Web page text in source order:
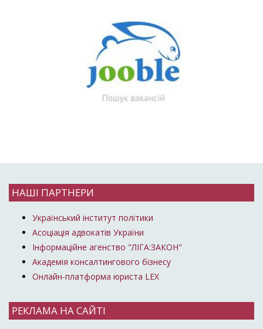
НАШІ ПАРТНЕРИ
Український інститут політики
Асоціація адвокатів України
Інформаційне агенство "ЛІГА:ЗАКОН"
Академія консалтингового бізнесу
Онлайн-платформа юриста LEX
РЕКЛАМА НА САЙТІ